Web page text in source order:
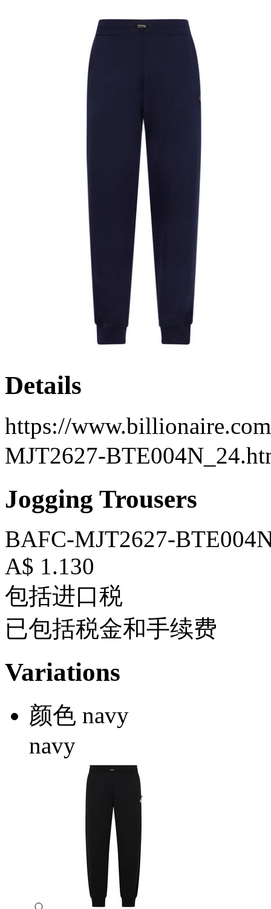
Details
https://
MJT2627-
Jogging Trousers
BAFC-MJT2627-
A$ 1.130
包括进口税
已包括税金和手续费
Variations
颜色 navy
navy